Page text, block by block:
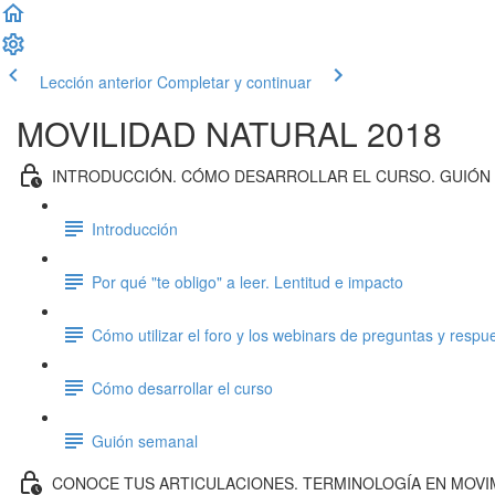
Lección anterior Completar y continuar
MOVILIDAD NATURAL 2018
INTRODUCCIÓN. CÓMO DESARROLLAR EL CURSO. GUIÓN
Introducción
Por qué "te obligo" a leer. Lentitud e impacto
Cómo utilizar el foro y los webinars de preguntas y
Cómo desarrollar el curso
Guión semanal
CONOCE TUS ARTICULACIONES. TERMINOLOGÍA EN